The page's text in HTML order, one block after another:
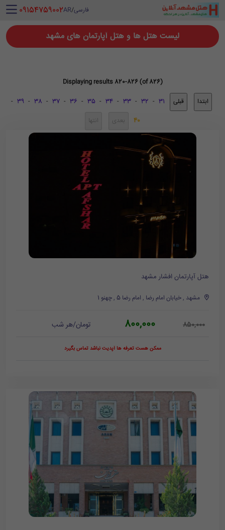
فارسی/
AR
‪ 09154759002
لیست هتل ها و هتل آپارتمان های مشهد
Displaying results 820-826 (of 826)
31
-
32
-
33
-
34
-
35
-
36
-
37
-
38
-
39
-
40
هتل آپارتمان افشار مشهد
مشهد , خیابان امام رضا , امام رضا 5 , چهنو 1
850,000
800,000 تومان/هر شب
ممکن هست تعرفه ها آپدیت نباشد تماس بگیرد